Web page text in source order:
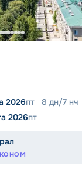
2026пт 8 дн/7 нч
2026пт